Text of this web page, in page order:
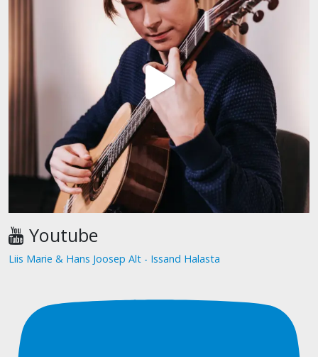
Youtube
Liis Marie & Hans Joosep Alt - Issand Halasta